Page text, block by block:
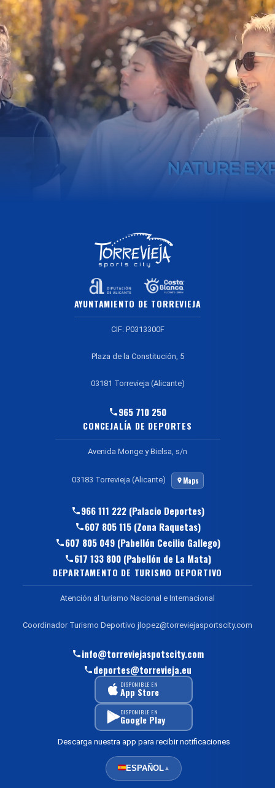
AYUNTAMIENTO DE TORREVIEJA
CIF: P0313300F
Plaza de la Constitución, 5
03181 Torrevieja (Alicante)
965 710 250
CONCEJALÍA DE DEPORTES
Avenida Monge y Bielsa, s/n
03183 Torrevieja (Alicante) Maps
966 111 222 (Palacio Deportes)
607 805 115 (Zona Raquetas)
607 805 049 (Pabellón Cecilio Gallego)
617 133 800 (Pabellón de La Mata)
DEPARTAMENTO DE TURISMO DEPORTIVO
Atención al turismo Nacional e Internacional
Coordinador Turismo Deportivo jlopez@torreviejasportscity.com
info@torreviejaspotscity.com
deportes@torrevieja.eu
DISPONIBLE EN
App Store
DISPONIBLE EN
Google Play
Descarga nuestra app para recibir notificaciones
ESPAÑOL▲